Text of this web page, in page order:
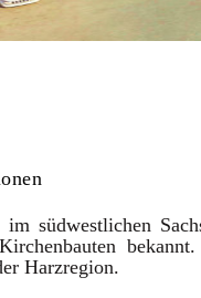
im südwestlichen
Harzregion.